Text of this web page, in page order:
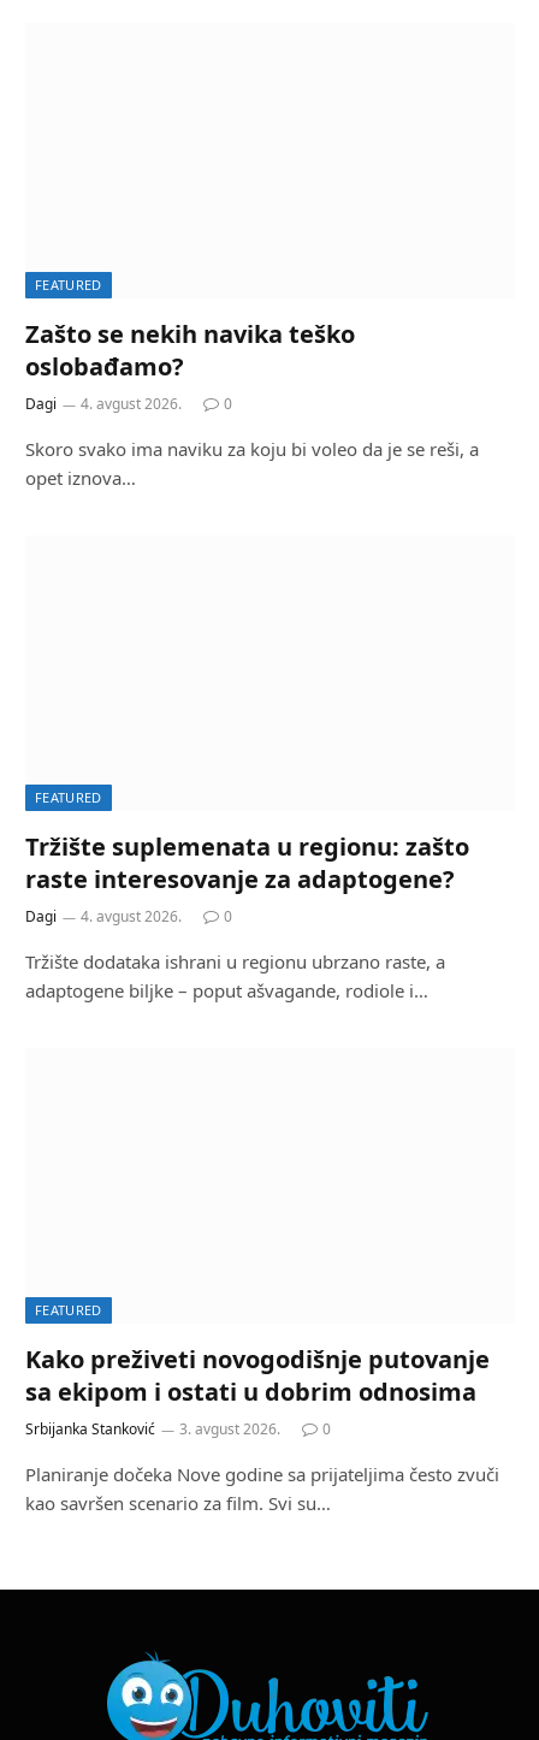
FEATURED
Zašto se nekih navika teško
oslobađamo?
Dagi 4. avgust 2026. 0
Skoro svako ima naviku za koju bi voleo da je se reši, a
opet iznova…
FEATURED
Tržište suplemenata u regionu: zašto
raste interesovanje za adaptogene?
Dagi 4. avgust 2026. 0
Tržište dodataka ishrani u regionu ubrzano raste, a
adaptogene biljke – poput ašvagande, rodiole i…
FEATURED
Kako preživeti novogodišnje putovanje
sa ekipom i ostati u dobrim odnosima
Srbijanka Stanković 3. avgust 2026. 0
Planiranje dočeka Nove godine sa prijateljima često zvuči
kao savršen scenario za film. Svi su…